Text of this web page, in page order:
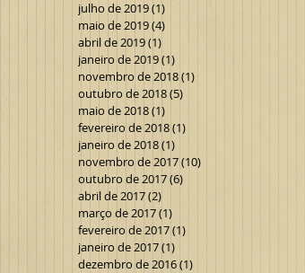
julho de 2019(1)
maio de 2019(4)
abril de 2019(1)
janeiro de 2019(1)
novembro de 2018(1)
outubro de 2018(5)
maio de 2018(1)
fevereiro de 2018(1)
janeiro de 2018(1)
novembro de 2017(10)
outubro de 2017(6)
abril de 2017(2)
março de 2017(1)
fevereiro de 2017(1)
janeiro de 2017(1)
dezembro de 2016(1)